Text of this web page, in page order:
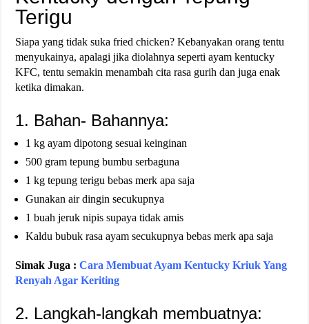
Terigu
Siapa yang tidak suka fried chicken? Kebanyakan orang tentu
menyukainya, apalagi jika diolahnya seperti ayam kentucky
KFC, tentu semakin menambah cita rasa gurih dan juga enak
ketika dimakan.
1. Bahan- Bahannya:
1 kg ayam dipotong sesuai keinginan
500 gram tepung bumbu serbaguna
1 kg tepung terigu bebas merk apa saja
Gunakan air dingin secukupnya
1 buah jeruk nipis supaya tidak amis
Kaldu bubuk rasa ayam secukupnya bebas merk apa saja
Simak Juga :Cara Membuat Ayam Kentucky Kriuk Yang
Renyah Agar Keriting
2. Langkah-langkah membuatnya: